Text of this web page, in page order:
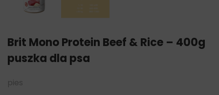
Brit Mono Protein Beef & Rice – 400g
puszka dla psa
pies